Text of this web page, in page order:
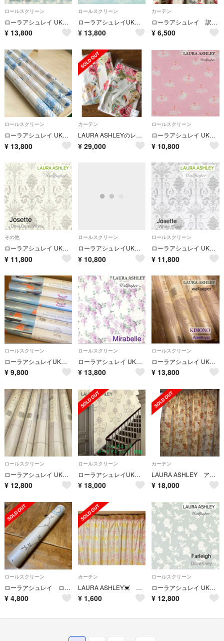
ロールスクリーン
ローラアシュレイ UK製壁紙 バタフライガーデン 新品1本から
¥ 13,800
ロールスクリーン
ローラアシュレイUK製壁紙 ジョゼッテ ダックエッグ 新品1本から
¥ 13,800
カーテン
ローラアシュレイ 訳ありカーテン
¥ 6,500
ロールスクリーン
ローラアシュレイ UK製壁紙 サマーパレス ラスト4本 ご注文1本から
¥ 13,800
カーテン
LAURA ASHLEYのレディメイドカーテン(未使用品)2枚
¥ 29,000
ロールスクリーン
ローラアシュレイ UK製壁紙 アメリアバレリーナ 新品1本から
¥ 10,800
その他
ローラアシュレイ UK製壁紙JOSETTE ドーヴグレー/ホワイト新品1本から
¥ 11,800
ロールスクリーン
ローラアシュレイUK製壁紙 ジョゼッテ スチール 新品1本から
¥ 10,800
ロールスクリーン
ローラアシュレイ UK製壁紙JOSETTE ホワイト/スチール 新品1本から
¥ 11,800
ロールスクリーン
ローラアシュレイUK製壁紙Boatsボート柄 新品1本から
¥ 9,800
ロールスクリーン
ローラアシュレイ UK製壁紙 ミラベル 新品1本から
¥ 13,800
ロールスクリーン
ローラアシュレイ UK製紙壁紙 KIMONO キモノ アメジスト 新品1本から
¥ 13,800
ロールスクリーン
ローラアシュレイ UK製壁紙 Tilesタイル 新品1本から
¥ 12,800
ロールスクリーン
ローラアシュレイUK製壁紙 ヘンリーエッタ/ラベンダー 新品1本から
¥ 18,000
カーテン
LAURA ASHLEY アンジェリカ オーダーカーテン2枚
¥ 18,000
ロールスクリーン
ローラアシュレイ ロールスクリーン ペーパー 壁紙 ラッピング 花柄 ブルー
¥ 4,800
カーテン
LAURA ASHLEY💓 カーテン✨絶版 花柄🌼タッセル付き✨生地用
¥ 1,600
ロールスクリーン
ローラアシュレイ UK製壁紙ファーレイ ドーヴグレイ 新品1本から
¥ 12,800